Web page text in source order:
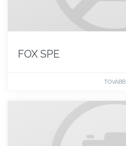
FOX SPE
TOVÁBB